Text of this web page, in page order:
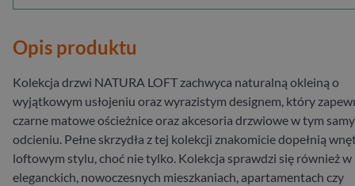
Opis produktu
Kolekcja drzwi NATURA LOFT zachwyca naturalną okleiną o
wyjątkowym usłojeniu oraz wyrazistym designem, który
czarne matowe ościeżnice oraz akcesoria drzwiowe w tym
odcieniu. Pełne skrzydła z tej kolekcji znakomicie dopełnią
loftowym stylu, choć nie tylko. Kolekcja sprawdzi się również w
eleganckich, nowoczesnych mieszkaniach, apartamentach czy